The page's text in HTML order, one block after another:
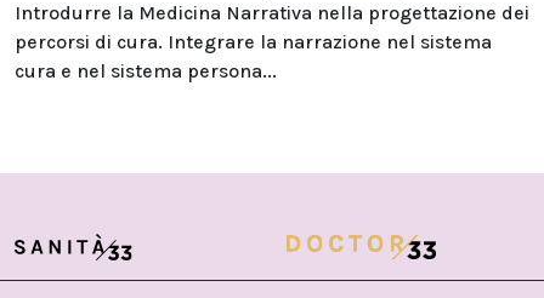
Introdurre la Medicina Narrativa nella progettazione dei
percorsi di cura. Integrare la narrazione nel sistema
cura e nel sistema persona...